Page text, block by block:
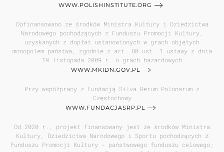
WWW.POLISHINSTITUTE.ORG
Dofinansowano ze środków Ministra Kultury i Dziedzictwa
Narodowego pochodzących z Funduszu Promocji Kultury,
uzyskanych z dopłat ustanowionych w grach objętych
monopolem państwa, zgodnie z art. 80 ust. 1 ustawy z dnia
19 listopada 2009 r. o grach hazardowych
WWW.MKIDN.GOV.PL
Przy współpracy z Fundacją Silva Rerum Polonarum z
Częstochowy
WWW.FUNDACJASRP.PL
Od 2020 r., projekt finansowany jest ze środków Ministra
Kultury, Dziedzictwa Narodowego i Sportu pochodzących z
Funduszu Promocji Kultury - państwowego funduszu celowego;